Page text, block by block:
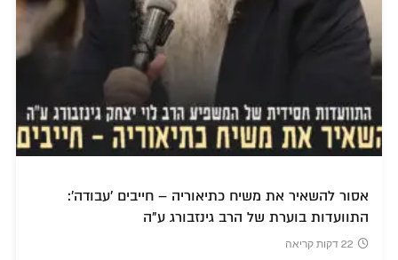
אסור להשאיר את משיח כתיאוריה – חייבים 'עבודה':
התוועדות בוערת של הרב גינזבורג ע"ה
22 דקות קריאה